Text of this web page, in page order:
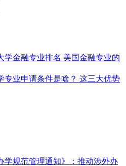
学金融专业排名 美国金融专业的
专业申请条件是啥？ 这三大优势
学规范管理通知》：推动涉外办